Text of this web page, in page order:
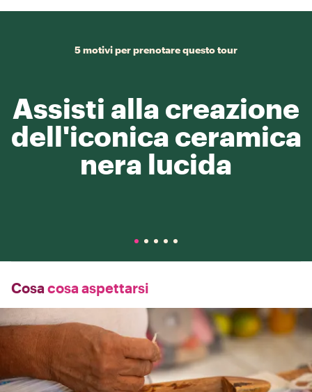
5 motivi per prenotare questo tour
Assisti alla creazione
dell'iconica ceramica
nera lucida
Cosa cosa aspettarsi